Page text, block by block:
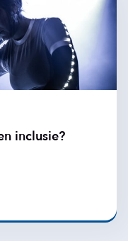
inclusie?